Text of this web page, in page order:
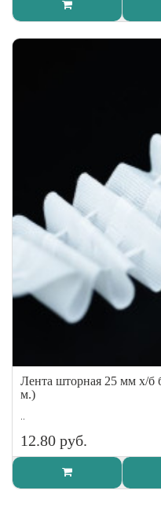
Лента шторная 25 мм х/б
м.)
..
12.80 руб.